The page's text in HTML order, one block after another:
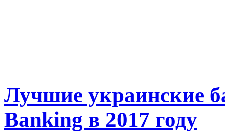
Лучшие украинские
Banking в 2017 году